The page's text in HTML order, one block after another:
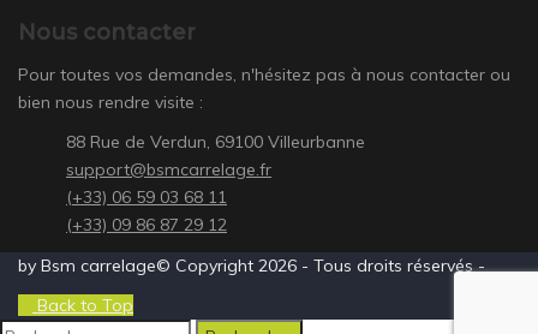
Nous contacter
Pour toutes vos demandes, n'hésitez pas à nous contacter ou
bien nous rendre visite :
88 Rue de Verdun, 69100 Villeurbanne
support@bsmcarrelage.fr
(+33) 06 59 03 68 11
(+33) 09 86 87 29 12
by Bsm carrelage© Copyright 2026 - Tous droits réservés -
Back to Top